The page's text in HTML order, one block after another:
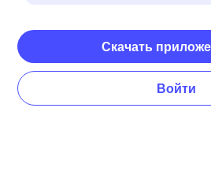
Скачать
Войти